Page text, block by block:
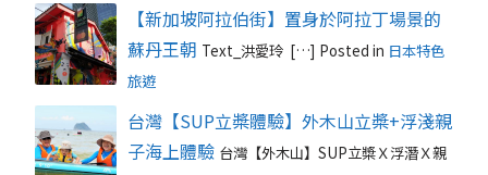
【新加坡阿拉伯街】置身於阿拉丁場景的
蘇丹王朝 Text_洪愛玲 […] Posted in 日本特色
旅遊
台灣【SUP立槳體驗】外木山立槳+浮淺親
子海上體驗 台灣【外木山】SUP立槳Ｘ浮潛Ｘ親